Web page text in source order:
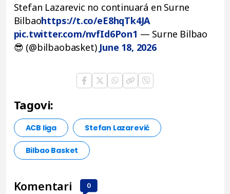
Stefan Lazarevic no continuará en Surne
Bilbaohttps://t.co/eE8hqTk4JA
pic.twitter.com/nvfId6Pon1 — Surne Bilbao
😎 (@bilbaobasket) June 18, 2026
Tagovi:
ACB liga Stefan Lazarević
Bilbao Basket
Komentari 0